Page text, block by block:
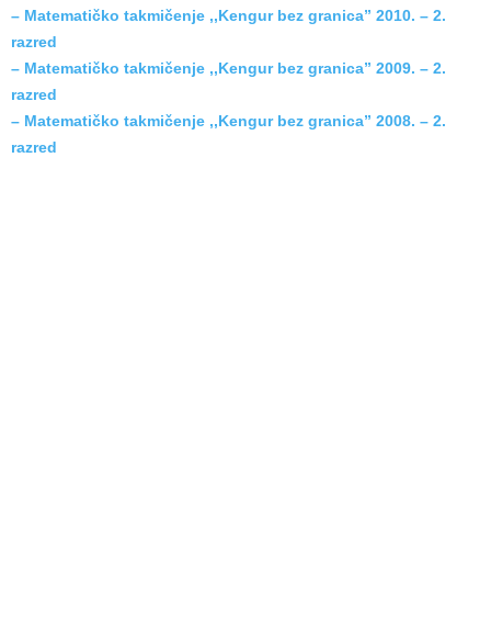
– Matematičko takmičenje ,,Kengur bez granica” 2010. – 2.
razred
– Matematičko takmičenje ,,Kengur bez granica” 2009. – 2.
razred
– Matematičko takmičenje ,,Kengur bez granica” 2008. – 2.
razred